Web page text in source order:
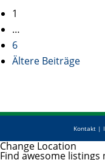
individuelle
Posts
navigation
1
…
6
Ältere Beiträge
Kontakt |
Change Location
Find awesome listings